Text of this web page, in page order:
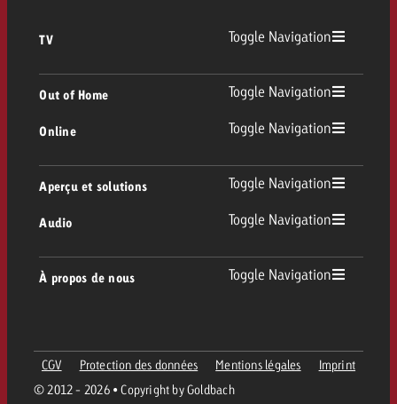
TV Toggle Navigation
Directives publicitaires TV
Out of Home Toggle Navigation
Out of Home
Affichage
Digital Out of Home
Contacter l’équipe Out of Home
Online Toggle Navigation
Livraison de supports publicitaires Online
Aperçu et solutions Toggle Navigation
Conseil & Crossmedia
Portfolio Goldbach
Formats publicitaires
Audio Toggle Navigation
Digital Audio
À propos de nous Toggle Navigation
Équipe
© 2012 - 2026 • Copyright by Goldbach
CGV Protection des données Mentions légales Imprint